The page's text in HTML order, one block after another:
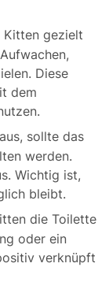
Kitten gezielt
Diese
dem
sollte das
werden.
Wichtig ist,
bleibt.
die Toilette
oder ein
verknüpft